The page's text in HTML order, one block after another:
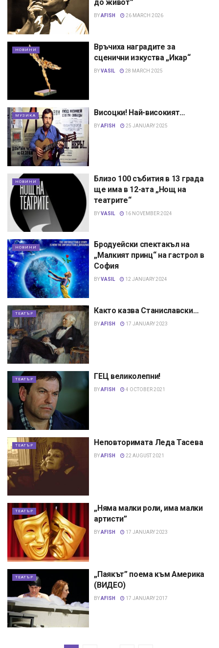
до живот”
BYAFISH 26 MARCH 2026
НОВИНИ
Връчиха наградите за
сценични изкуства „Икар“
BYVASIL 28 MARCH 2025
МУЗИКА Висоцки! Най-високият…
BYAFISH 25 JANUARY 2025
НОВИНИ
Близо 100 събития в 13 града
ще има в 12-ата „Нощ на
театрите“
BYVASIL 16 NOVEMBER 2024
НОВИНИ
Бродуейски спектакъл на
„Малкият принц“ на гастрол в
София
BYVASIL 12 JANUARY 2024
ТЕАТЪР Както казва Станиславски…
BYAFISH 17 JANUARY 2023
ТЕАТЪР ГЕЦ великолепни!
BYAFISH 4 OCTOBER 2021
ТЕАТЪР Неповторимата Леда Тасева
BYAFISH 22 AUGUST 2021
ТЕАТЪР
„Няма малки роли, има малки
артисти”
BYAFISH 17 JANUARY 2023
ТЕАТЪР
„Паякът” поема към Америка
(ВИДЕО)
BYAFISH 17 JANUARY 2017